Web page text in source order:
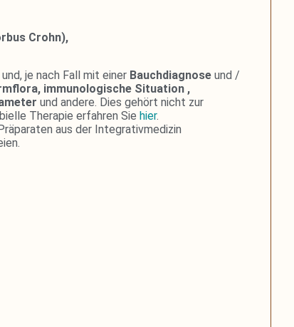
Crohn),
je nach Fall mit einer Bauchdiagnose und /
immunologische Situation ,
und andere. Dies gehört nicht zur
Therapie erfahren Siehier.
aus der Integrativmedizin